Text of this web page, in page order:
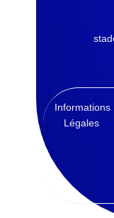
Informations
Légales